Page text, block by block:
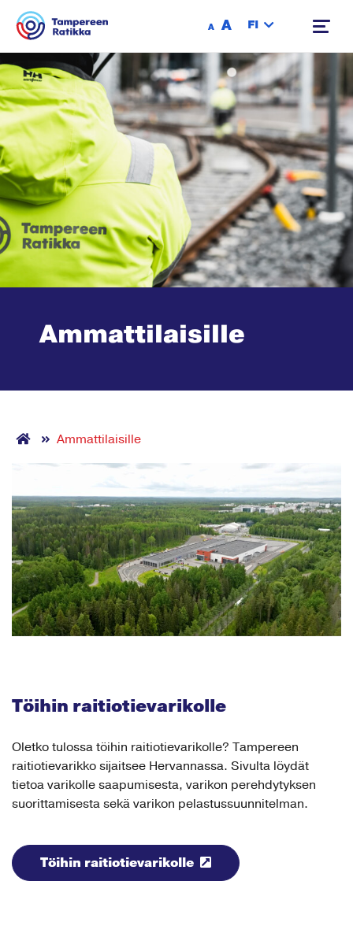
A A FI
Ammattilaisille
Ammattilaisille
Töihin raitiotievarikolle
Oletko tulossa töihin raitiotievarikolle? Tampereen
raitiotievarikko sijaitsee Hervannassa. Sivulta löydät
tietoa varikolle saapumisesta, varikon perehdytyksen
suorittamisesta sekä varikon pelastussuunnitelman.
Töihin raitiotievarikolle